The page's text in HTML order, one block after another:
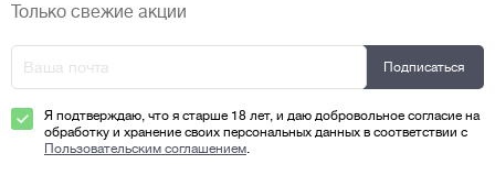
Только свежие акции
Я подтверждаю, что я старше 18 лет, и даю добровольное согласие на
обработку и хранение своих персональных данных в соответствии с
Пользовательским соглашением.